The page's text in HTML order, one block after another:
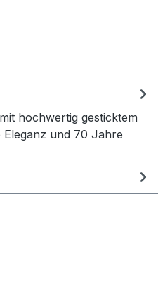
hochwertig gesticktem
und 70 Jahre